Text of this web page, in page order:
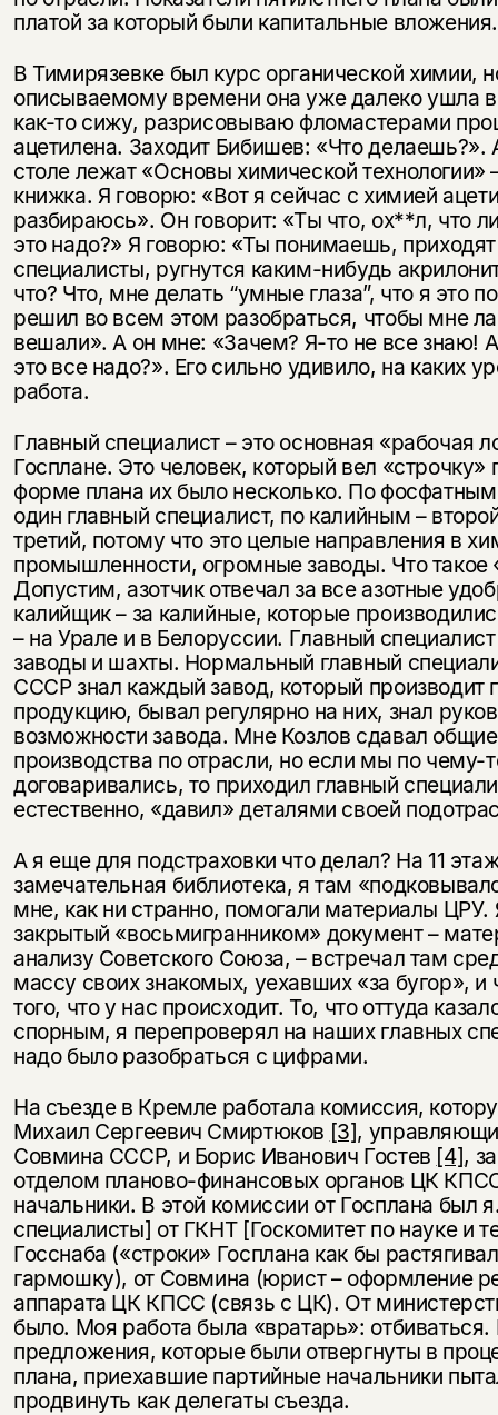
платой за который были капитальные вложения.
В Тимирязевке был курс органической химии,
описываемому времени она уже далеко ушла
как-то сижу, разрисовываю фломастерами
ацетилена. Заходит Бибишев: «Что делаешь?».
столе лежат «Основы химической технологии»
книжка. Я говорю: «Вот я сейчас с химией
разбираюсь». Он говорит: «Ты что, ох**л, что
это надо?» Я говорю: «Ты понимаешь,
специалисты, ругнутся каким-нибудь
что? Что, мне делать “умные глаза”, что я это
решил во всем этом разобраться, чтобы мне
вешали». А он мне: «Зачем? Я-то не все знаю!
это все надо?». Его сильно удивило, на каких
работа.
Главный специалист – это основная «рабочая
Госплане. Это человек, который вел «строчку»
форме плана их было несколько. По
один главный специалист, по калийным –
третий, потому что это целые направления в
промышленности, огромные заводы. Что такое
Допустим, азотчик отвечал за все азотные
калийщик – за калийные, которые
– на Урале и в Белоруссии. Главный
заводы и шахты. Нормальный главный
СССР знал каждый завод, который
продукцию, бывал регулярно на них, знал
возможности завода. Мне Козлов сдавал
производства по отрасли, но если мы по чему-
договаривались, то приходил главный
естественно, «давил» деталями своей
А я еще для подстраховки что делал? На 11
замечательная библиотека, я там
мне, как ни странно, помогали материалы ЦРУ.
закрытый «восьмигранником» документ –
анализу Советского Союза, – встречал там
массу своих знакомых, уехавших «за бугор», и
того, что у нас происходит. То, что оттуда
спорным, я перепроверял на наших главных
надо было разобраться с цифрами.
На съезде в Кремле работала комиссия,
Михаил Сергеевич Смиртюков [3],
Совмина СССР, и Борис Иванович Гостев [4],
отделом планово-финансовых органов ЦК
начальники. В этой комиссии от Госплана был
специалисты] от ГКНТ [Госкомитет по науке и
Госснаба («строки» Госплана как бы
гармошку), от Совмина (юрист – оформление
аппарата ЦК КПСС (связь с ЦК). От
было. Моя работа была «вратарь»: отбиваться.
предложения, которые были отвергнуты в
плана, приехавшие партийные начальники
продвинуть как делегаты съезда.